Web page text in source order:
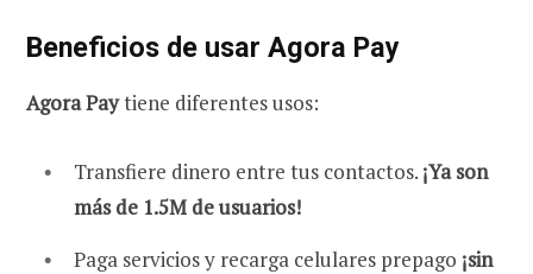
Beneficios de usar Agora Pay
Agora Paytiene diferentes usos:
Transfiere dinero entre tus contactos. ¡Ya son
más de 1.5M de usuarios!
Paga servicios y recarga celulares prepago ¡sin